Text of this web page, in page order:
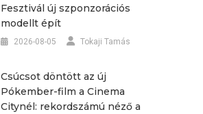
Fesztivál új szponzorációs
modellt épít
2026-08-05 Tokaji Tamás
Csúcsot döntött az új
Pókember-film a Cinema
Citynél: rekordszámú néző a